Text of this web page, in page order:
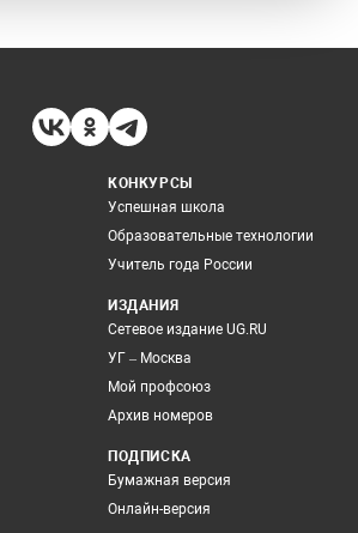
КОНКУРСЫ
Успешная школа
Образовательные технологии
Учитель года России
ИЗДАНИЯ
Сетевое издание UG.RU
УГ – Москва
Мой профсоюз
Архив номеров
ПОДПИСКА
Бумажная версия
Онлайн-версия